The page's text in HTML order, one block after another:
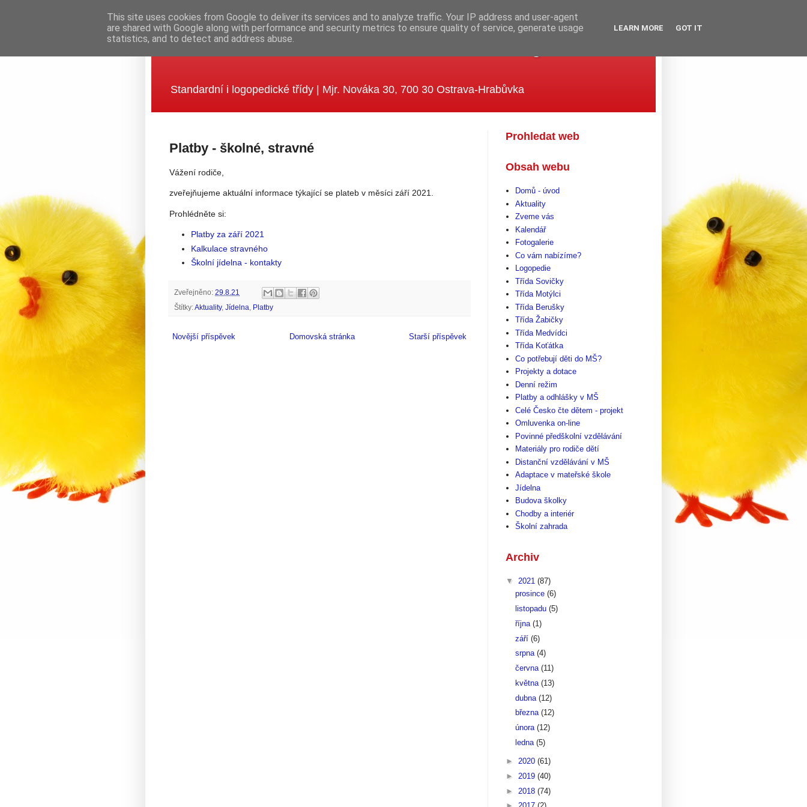
Mateřská škola MUDr. Emílie Lukášové a Klegova
Standardní i logopedické třídy | Mjr. Nováka 30, 700 30 Ostrava-Hrabůvka
Platby - školné, stravné
Vážení rodiče,
zveřejňujeme aktuální informace týkající se plateb v měsíci září 2021.
Prohlédněte si:
Platby za září 2021
Kalkulace stravného
Školní jídelna - kontakty
Zveřejněno: 29.8.21
Štítky:Aktuality, Jídelna Platby
Novější příspěvek Starší příspěvek
Domovská stránka
Prohledat web
Obsah webu
Domů - úvod
Aktuality
Zveme vás
Kalendář
Fotogalerie
Co vám nabízíme?
Logopedie
Třída Sovičky
Třída Motýlci
Třída Berušky
Třída Žabičky
Třída Medvídci
Třída Koťátka
Co potřebují děti do MŠ?
Projekty a dotace
Denní režim
Platby a odhlášky v MŠ
Celé Česko čte dětem - projekt
Omluvenka on-line
Povinné předškolní vzdělávání
Materiály pro rodiče dětí
Distanční vzdělávání v MŠ
Adaptace v mateřské škole
Jídelna
Budova školky
Chodby a interiér
Školní zahrada
Archiv
▼ 2021 (87)
prosince (6)
listopadu (5)
října (1)
září (6)
srpna (4)
června (11)
května (13)
dubna (12)
března (12)
února (12)
ledna (5)
► 2020 (61)
► 2019 (40)
► 2018 (74)
This site uses cookies from Google to deliver its services and to analyze traffic. Your IP address and user-agent
are shared with Google along with performance and security metrics to ensure quality of service, generate usage
statistics, and to detect and address abuse.
LEARN MORE GOT IT